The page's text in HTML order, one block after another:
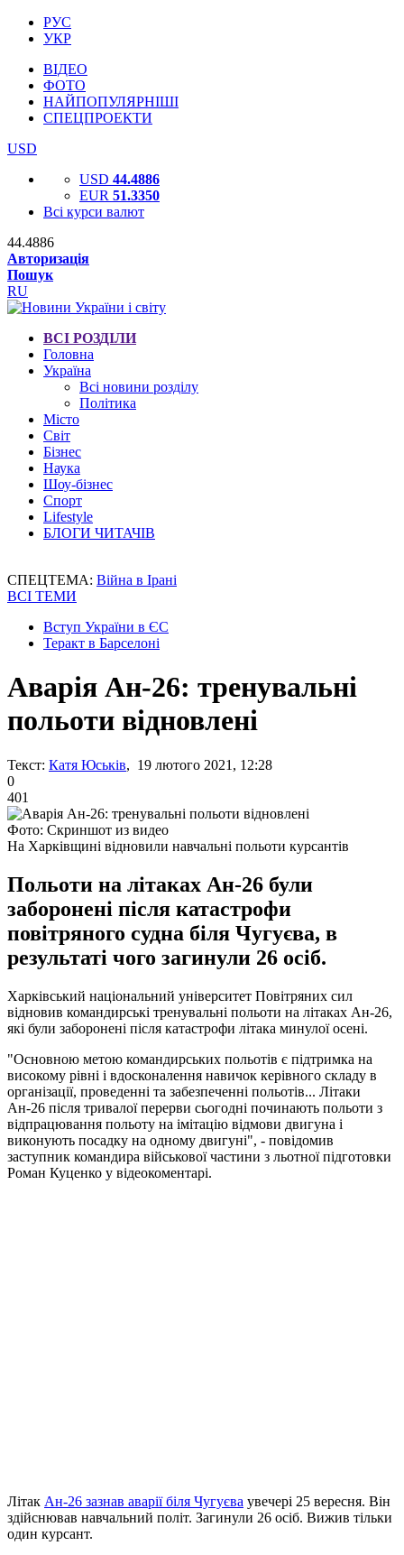
РУС
УКР
ВІДЕО
ФОТО
НАЙПОПУЛЯРНІШІ
СПЕЦПРОЕКТИ
USD
USD 44.4886
EUR 51.3350
Всі курси валют
44.4886
Авторизація
Пошук
RU
ВСІ РОЗДІЛИ
Головна
Україна
Всі новини розділу
Політика
Місто
Світ
Бізнес
Наука
Шоу-бізнес
Спорт
Lifestyle
БЛОГИ ЧИТАЧІВ
СПЕЦТЕМА: Війна в Ірані
ВСІ ТЕМИ
Вступ України в ЄС
Теракт в Барселоні
Аварія Ан-26: тренувальні
польоти відновлені
Текст: Катя Юськів, 19 лютого 2021, 12:28
0
401
Фото: Скриншот из видео
На Харківщині відновили навчальні польоти курсантів
Польоти на літаках Ан-26 були
заборонені після катастрофи
повітряного судна біля Чугуєва, в
результаті чого загинули 26 осіб.
Харківський національний університет Повітряних сил
відновив командирські тренувальні польоти на літаках Ан-26,
які були заборонені після катастрофи літака минулої осені.
"Основною метою командирських польотів є підтримка на
високому рівні і вдосконалення навичок керівного складу в
організації, проведенні та забезпеченні польотів... Літаки
Ан-26 після тривалої перерви сьогодні починають польоти з
відпрацювання польоту на імітацію відмови двигуна і
виконують посадку на одному двигуні", - повідомив
заступник командира військової частини з льотної підготовки
Роман Куценко у відеокоментарі.
Літак Ан-26 зазнав аварії біля Чугуєва увечері 25 вересня. Він
здійснював навчальний політ. Загинули 26 осіб. Вижив тільки
один курсант.